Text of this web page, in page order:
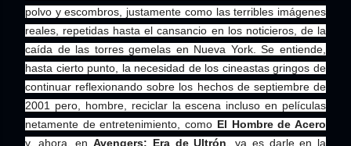
polvo y escombros, justamente como las terribles imágenes
reales, repetidas hasta el cansancio en los noticieros, de la
caída de las torres gemelas en Nueva York. Se entiende,
hasta cierto punto, la necesidad de los cineastas gringos de
continuar reflexionando sobre los hechos de septiembre de
2001 pero, hombre, reciclar la escena incluso en películas
netamente de entretenimiento, como El Hombre de Acero
y, ahora, enAvengers: Era de Ultrón , ya es darle en la